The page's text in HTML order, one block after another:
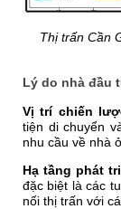
Thị trấn Cần
Lý do nhà đầu
Vị trí chiến
tiện di chuyển
nhu cầu về nhà
Hạ tầng phát
đặc biệt là các
nối thị trấn với